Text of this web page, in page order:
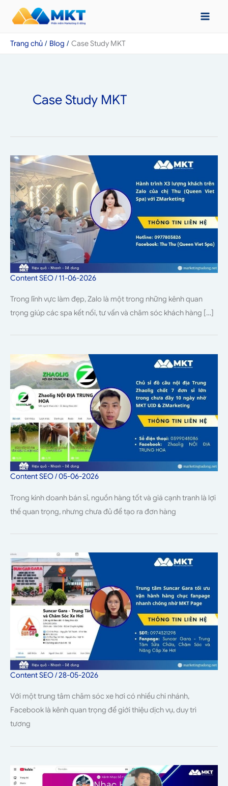
dungTrang chủ Blog Case Study MKT
Case Study MKT
Content SEO/11-06-2026
Trong lĩnh vực làm đẹp, Zalo là một trong những kênh quan
trọng giúp các spa kết nối, tư vấn và chăm sóc khách hàng […]
Content SEO/05-06-2026
Trong kinh doanh bán sỉ, nguồn hàng tốt và giá cạnh tranh là lợi
thế quan trọng, nhưng chưa đủ để tạo ra đơn hàng
Content SEO/28-05-2026
Với một trung tâm chăm sóc xe hơi có nhiều chi nhánh,
Facebook là kênh quan trọng để giới thiệu dịch vụ, duy trì
tương